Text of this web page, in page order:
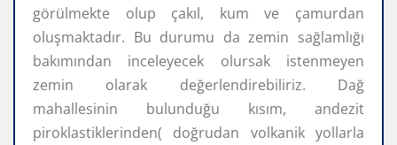
görülmekte olup çakıl, kum ve çamurdan
oluşmaktadır. Bu durumu da zemin sağlamlığı
bakımından inceleyecek olursak istenmeyen
zemin olarak değerlendirebiliriz. Dağ
mahallesinin bulunduğu kısım, andezit
piroklastiklerinden( doğrudan volkanik yollarla